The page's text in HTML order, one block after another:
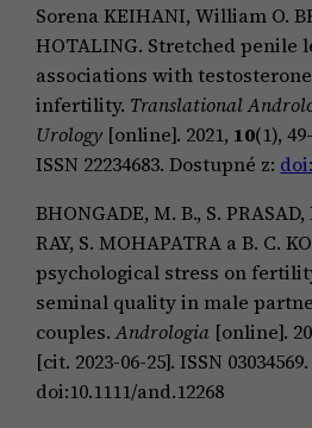
Sorena KEIHANI, William O.
HOTALING. Stretched penile
associations with
infertility. Translational
Urology [online]. 2021, 10(1),
ISSN 22234683. Dostupné z:
BHONGADE, M. B., S.
RAY, S. MOHAPATRA a B. C.
psychological stress on
seminal quality in male
couples.Andrologia [online].
[cit. 2023-06-25]. ISSN
doi:10.1111/and.12268